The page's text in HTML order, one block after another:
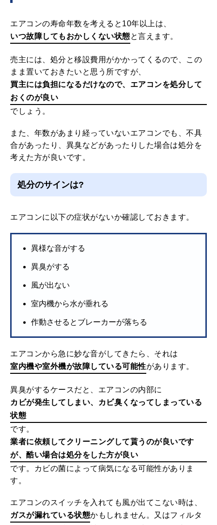
エアコンの寿命年数を考えると10年以上は、
いつ故障してもおかしくない状態と言えます。
売主には、処分と移設費用がかかってくるので、この
まま置いておきたいと思う所ですが、
買主には負担になるだけなので、エアコンを処分して
おくのが良い
でしょう。
また、年数があまり経っていないエアコンでも、不具
合があったり、異臭などがあったりした場合は処分を
考えた方が良いです。
処分のサインは?
エアコンに以下の症状がないか確認しておきます。
異様な音がする
異臭がする
風が出ない
室内機から水が垂れる
作動させるとブレーカーが落ちる
エアコンから急に妙な音がしてきたら、それは
室内機や室外機が故障している可能性があります。
異臭がするケースだと、エアコンの内部に
カビが発生してしまい、カビ臭くなってしまっている
状態
です。
業者に依頼してクリーニングして貰うのが良いです
が、酷い場合は処分をした方が良い
です。カビの菌によって病気になる可能性がありま
す。
エアコンのスイッチを入れても風が出てこない時は、
ガスが漏れている状態かもしれません。又はフィルタ